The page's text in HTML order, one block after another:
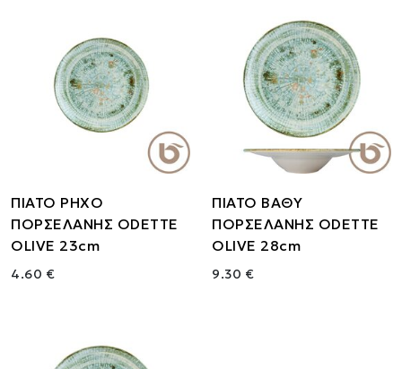
ΠΙΑΤΟ ΡΗΧΟ
ΠΟΡΣΕΛΑΝΗΣ ODETTE
OLIVE 23cm
4.60 €
ΠΙΑΤΟ ΒΑΘΥ
ΠΟΡΣΕΛΑΝΗΣ ODETTE
OLIVE 28cm
9.30 €